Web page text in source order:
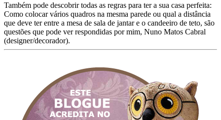
Também pode descobrir todas as regras para ter a sua casa perfeita:
Como colocar vários quadros na mesma parede ou qual a distância
que deve ter entre a mesa de sala de jantar e o candeeiro de teto, são
questões que pode ver respondidas por mim, Nuno Matos Cabral
(designer/decorador).